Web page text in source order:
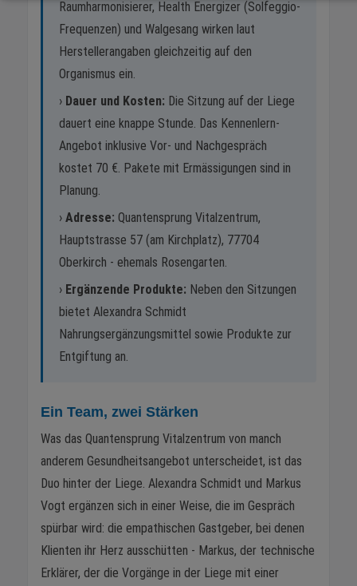
Raumharmonisierer, Health Energizer (Solfeggio-
Frequenzen) und Walgesang wirken laut
Herstellerangaben gleichzeitig auf den
Organismus ein.
› Dauer und Kosten: Die Sitzung auf der Liege
dauert eine knappe Stunde. Das Kennenlern-
Angebot inklusive Vor- und Nachgespräch
kostet 70 €. Pakete mit Ermässigungen sind in
Planung.
› Adresse: Quantensprung Vitalzentrum,
Hauptstrasse 57 (am Kirchplatz), 77704
Oberkirch - ehemals Rosengarten.
› Ergänzende Produkte: Neben den Sitzungen
bietet Alexandra Schmidt
Nahrungsergänzungsmittel sowie Produkte zur
Entgiftung an.
Ein Team, zwei Stärken
Was das Quantensprung Vitalzentrum von manch
anderem Gesundheitsangebot unterscheidet, ist das
Duo hinter der Liege. Alexandra Schmidt und Markus
Vogt ergänzen sich in einer Weise, die im Gespräch
spürbar wird: die empathischen Gastgeber, bei denen
Klienten ihr Herz ausschütten - Markus, der technische
Erklärer, der die Vorgänge in der Liege mit einer